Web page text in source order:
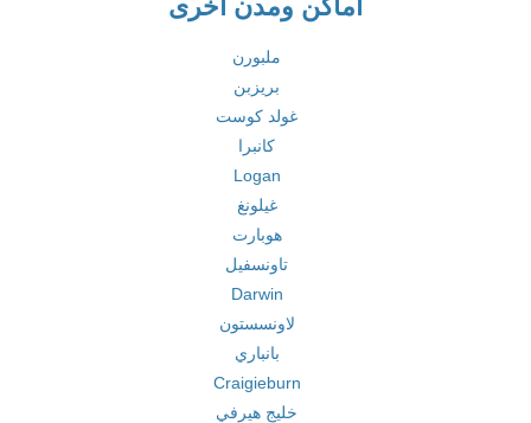
أماكن ومدن أخرى
ملبورن
بريزبن
غولد كوست
كانبرا
Logan
غيلونغ
هوبارت
تاونسفيل
Darwin
لاونسستون
بانباري
Craigieburn
خليج هيرفي